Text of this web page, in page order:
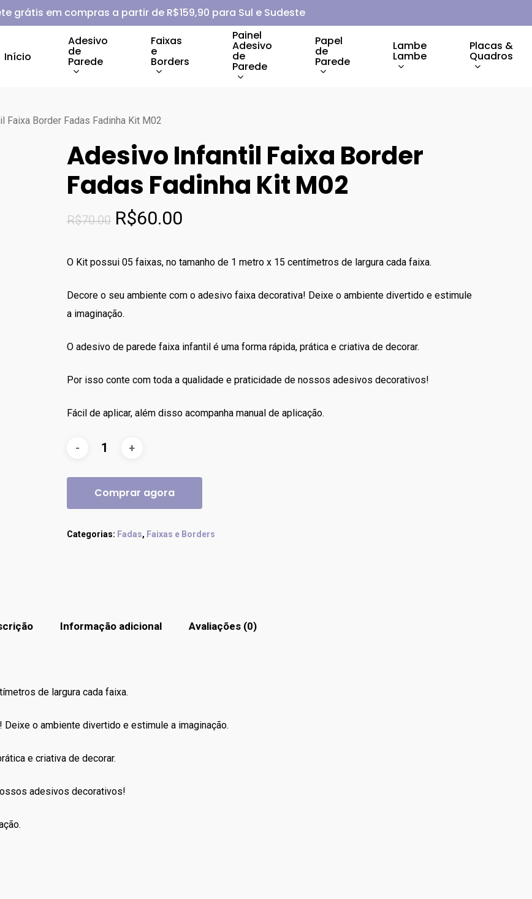
grátis em compras a partir de R$159,90 para Sul e Sudeste
Início
Adesivo
de
Parede
Faixas
e
Borders
Painel
Adesivo
de
Parede
Papel
de
Parede
Lambe
Lambe
Placas &
Quadros
Faixa Border Fadas Fadinha Kit M02
Adesivo Infantil Faixa Border
Fadas Fadinha Kit M02
R$70.00 O
original
era:
R$70.00.
R$60.00O
atual
é:
R$60.00.
O Kit possui 05 faixas, no tamanho de 1 metro x 15 centímetros de largura cada faixa.
Decore o seu ambiente com o adesivo faixa decorativa! Deixe o ambiente divertido e estimule
a imaginação.
O adesivo de parede faixa infantil é uma forma rápida, prática e criativa de decorar.
Por isso conte com toda a qualidade e praticidade de nossos adesivos decorativos!
Fácil de aplicar, além disso acompanha manual de aplicação.
Comprar agora
Categorias: Fadas, Faixas e Borders
Informação adicional Avaliações (0)
de largura cada faixa.
o ambiente divertido e estimule a imaginação.
e criativa de decorar.
adesivos decorativos!